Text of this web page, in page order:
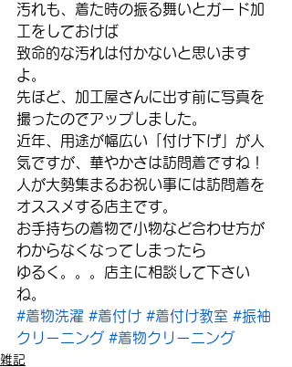
汚れも、着た時の振る舞いとガード加
工をしておけば
致命的な汚れは付かないと思います
よ。
先ほど、加工屋さんに出す前に写真を
撮ったのでアップしました。
近年、用途が幅広い「付け下げ」が人
気ですが、華やかさは訪問着ですね！
人が大勢集まるお祝い事には訪問着を
オススメする店主です。
お手持ちの着物で小物など合わせ方が
わからなくなってしまったら
ゆるく。。。店主に相談して下さい
ね。
#着物洗濯 #着付け #着付け教室 #振袖
クリーニング #着物クリーニング
雑記